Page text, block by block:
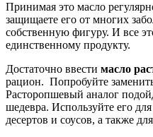
Принимая это масло
защищаете его от многих
собственную фигуру. И все
единственному продукту.
Достаточно ввести масло
рацион. Попробуйте
Расторопшевый аналог
шедевра. Используйте его
десертов и соусов, а также